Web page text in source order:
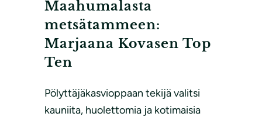
Maahumalasta
metsätammeen:
Marjaana Kovasen Top
Ten
Pölyttäjäkasvioppaan tekijä valitsi
kauniita, huolettomia ja kotimaisia